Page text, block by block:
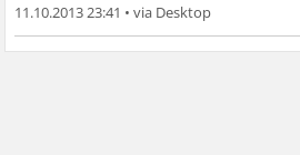
11.10.2013 23:41 •